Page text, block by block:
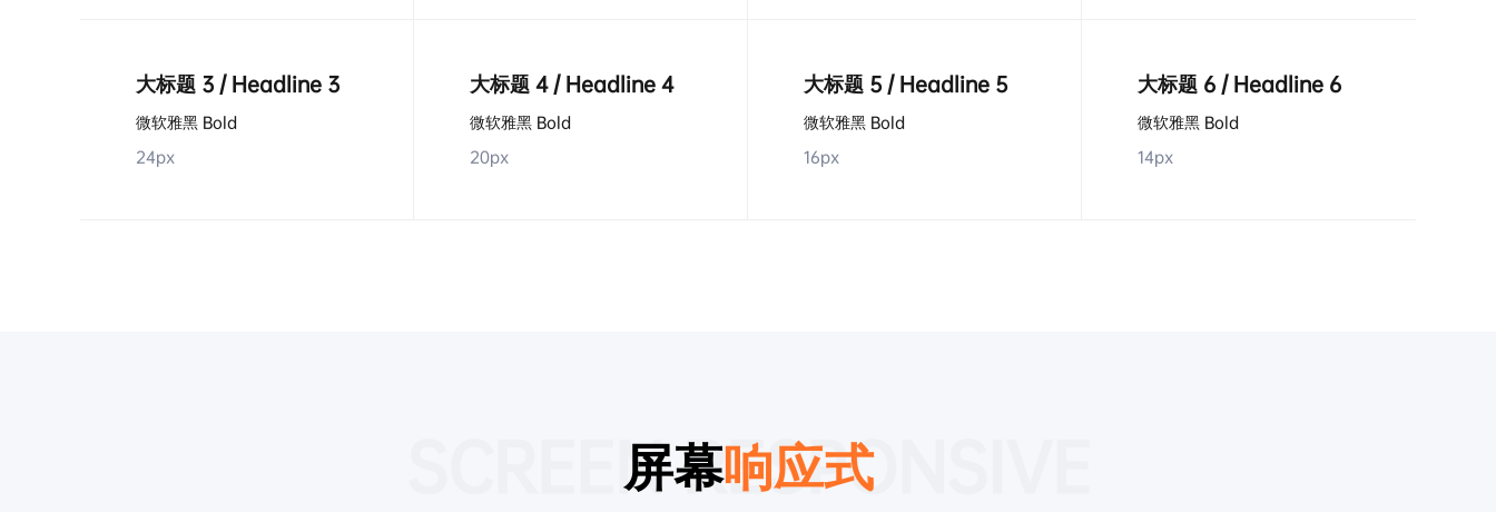
大标题 3 / Headline 3
微软雅黑 Bold
24px
大标题 4 / Headline 4
微软雅黑 Bold
20px
大标题 5 / Headline 5
微软雅黑 Bold
16px
大标题 6 / Headline 6
微软雅黑 Bold
14px
屏幕响应式
SCREEN RESPONSIVE